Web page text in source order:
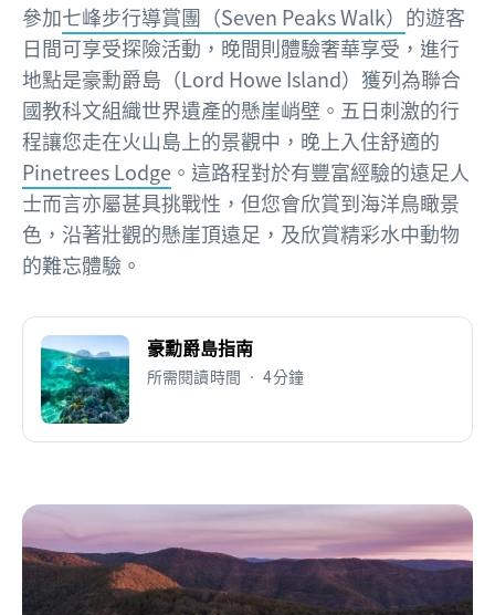
參加七峰步行導賞團（Seven Peaks Walk） 的遊客
日間可享受探險活動，晚間則體驗奢華享受，進行
地點是豪勳爵島（Lord Howe Island）獲列為聯合
國教科文組織世界遺產的懸崖峭壁。五日刺激的行
程讓您走在火山島上的景觀中，晚上入住舒適的
Pinetrees Lodge 。這路程對於有豐富經驗的遠足人
士而言亦屬甚具挑戰性，但您會欣賞到海洋鳥瞰景
色，沿著壯觀的懸崖頂遠足，及欣賞精彩水中動物
的難忘體驗。
豪勳爵島指南
所需閱讀時間 • 4分鐘